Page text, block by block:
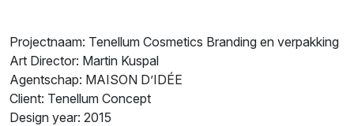
Projectnaam: Tenellum Cosmetics Branding en verpakking
Art Director: Martin Kuspal
Agentschap: MAISON D’IDÉE
Client: Tenellum Concept
Design year: 2015